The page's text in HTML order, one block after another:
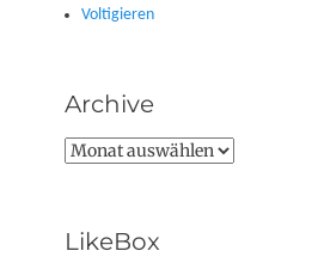
Voltigieren
Archive
Archive
LikeBox